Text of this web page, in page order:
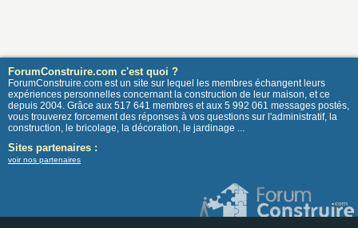
ForumConstruire.com c'est quoi ?
ForumConstruire.com est un site sur lequel les membres échangent leurs
expériences personnelles concernant la construction de leur maison, et ce
depuis 2004. Grâce aux 517 641 membres et aux 5 992 061 messages postés,
vous trouverez forcement des réponses à vos questions sur l'administratif, la
construction, le bricolage, la décoration, le jardinage ...
Sites partenaires :
voir nos partenaires